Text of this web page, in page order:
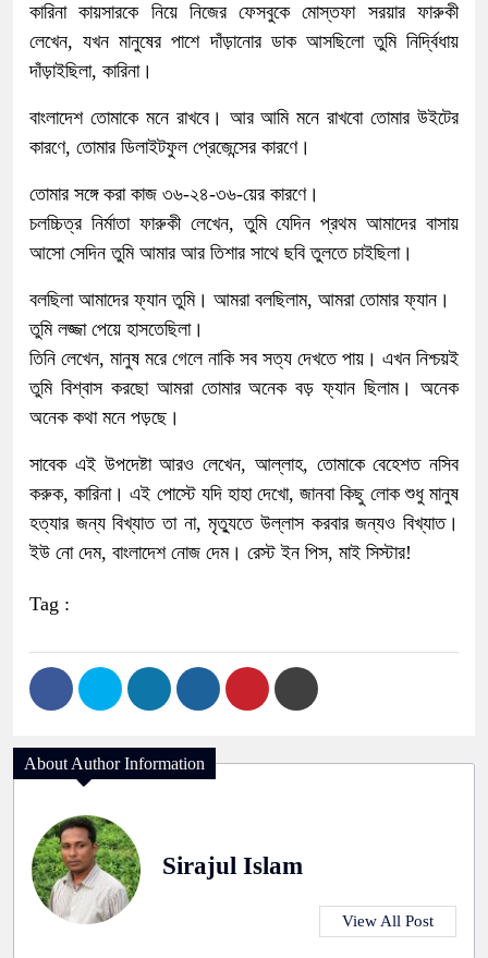
কারিনা কায়সারকে নিয়ে নিজের ফেসবুকে মোস্তফা সরয়ার ফারুকী
লেখেন, যখন মানুষের পাশে দাঁড়ানোর ডাক আসছিলো তুমি নির্দ্বিধায়
দাঁড়াইছিলা, কারিনা।
বাংলাদেশ তোমাকে মনে রাখবে। আর আমি মনে রাখবো তোমার উইটের
কারণে, তোমার ডিলাইটফুল প্রেজেন্সের কারণে।
তোমার সঙ্গে করা কাজ ৩৬-২৪-৩৬-য়ের কারণে।
চলচ্চিত্র নির্মাতা ফারুকী লেখেন, তুমি যেদিন প্রথম আমাদের বাসায়
আসো সেদিন তুমি আমার আর তিশার সাথে ছবি তুলতে চাইছিলা।
বলছিলা আমাদের ফ্যান তুমি। আমরা বলছিলাম, আমরা তোমার ফ্যান।
তুমি লজ্জা পেয়ে হাসতেছিলা।
তিনি লেখেন, মানুষ মরে গেলে নাকি সব সত্য দেখতে পায়। এখন নিশ্চয়ই
তুমি বিশ্বাস করছো আমরা তোমার অনেক বড় ফ্যান ছিলাম। অনেক
অনেক কথা মনে পড়ছে।
সাবেক এই উপদেষ্টা আরও লেখেন, আল্লাহ, তোমাকে বেহেশত নসিব
করুক, কারিনা। এই পোস্টে যদি হাহা দেখো, জানবা কিছু লোক শুধু মানুষ
হত্যার জন্য বিখ্যাত তা না, মৃত্যুতে উল্লাস করবার জন্যও বিখ্যাত।
ইউ নো দেম, বাংলাদেশ নোজ দেম। রেস্ট ইন পিস, মাই সিস্টার!
Tag :
About Author Information
Sirajul Islam
View All Post